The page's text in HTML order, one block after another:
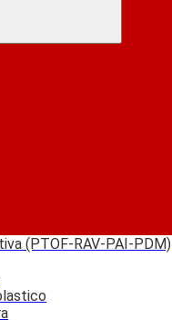
(PTOF-RAV-PAI-PDM)